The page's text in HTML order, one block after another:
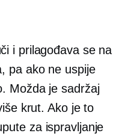
i prilagođava se na
pa ako ne uspije
Možda je sadržaj
krut. Ako je to
za ispravljanje